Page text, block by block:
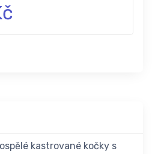
kastrované kočky s